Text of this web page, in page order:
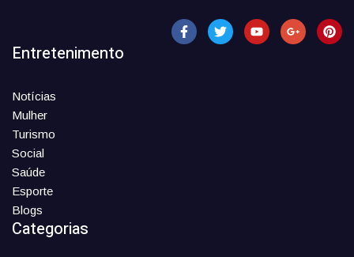
Entretenimento
Notícias
Mulher
Turismo
Social
Saúde
Esporte
Blogs
Categorias